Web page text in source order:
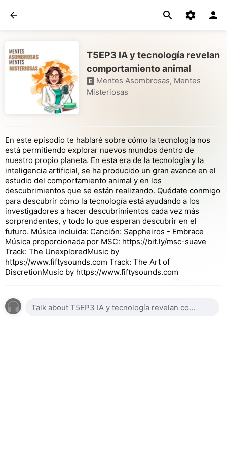
T5EP3 IA y tecnología revelan
comportamiento animal
E Mentes Asombrosas, Mentes
Misteriosas
En este episodio te hablaré sobre cómo la tecnología nos
está permitiendo explorar nuevos mundos dentro de
nuestro propio planeta. En esta era de la tecnología y la
inteligencia artificial, se ha producido un gran avance en el
estudio del comportamiento animal y en los
descubrimientos que se están realizando. Quédate conmigo
para descubrir cómo la tecnología está ayudando a los
investigadores a hacer descubrimientos cada vez más
sorprendentes, y todo lo que esperan descubrir en el
futuro. Música incluida: Canción: Sappheiros - Embrace
Música proporcionada por MSC: https://bit.ly/msc-suave
Track: The UnexploredMusic by
https://www.fiftysounds.com Track: The Art of
DiscretionMusic by https://www.fiftysounds.com